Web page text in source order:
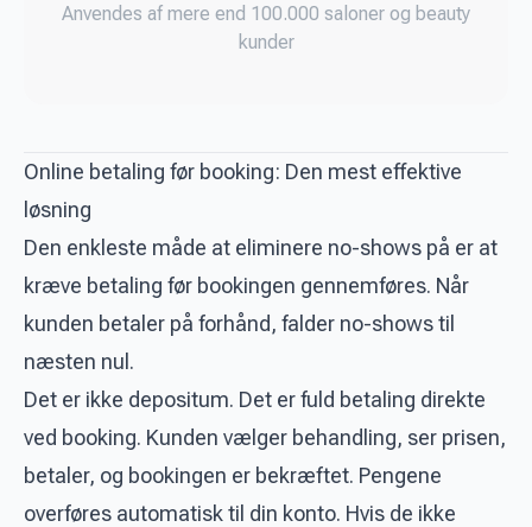
Anvendes af mere end 100.000 saloner og beauty
kunder
Online betaling før booking: Den mest effektive
løsning
Den enkleste måde at eliminere no-shows på er at
kræve betaling før bookingen gennemføres. Når
kunden betaler på forhånd, falder no-shows til
næsten nul.
Det er ikke depositum. Det er fuld betaling direkte
ved booking. Kunden vælger behandling, ser prisen,
betaler, og bookingen er bekræftet. Pengene
overføres automatisk til din konto. Hvis de ikke